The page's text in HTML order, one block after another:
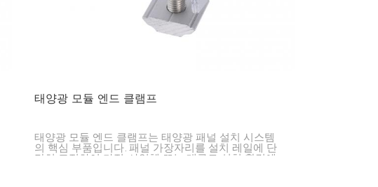
태양광 모듈 엔드 클램프
태양광 모듈 엔드 클램프는 태양광 패널 설치 시스템
의 핵심 부품입니다. 패널 가장자리를 설치 레일에 단